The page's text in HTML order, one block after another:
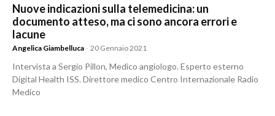
Nuove indicazioni sulla telemedicina: un
documento atteso, ma ci sono ancora errori e
lacune
Angelica Giambelluca - 20 Gennaio 2021
Intervista a Sergio Pillon, Medico angiologo. Esperto esterno
Digital Health ISS. Direttore medico Centro Internazionale Radio
Medico